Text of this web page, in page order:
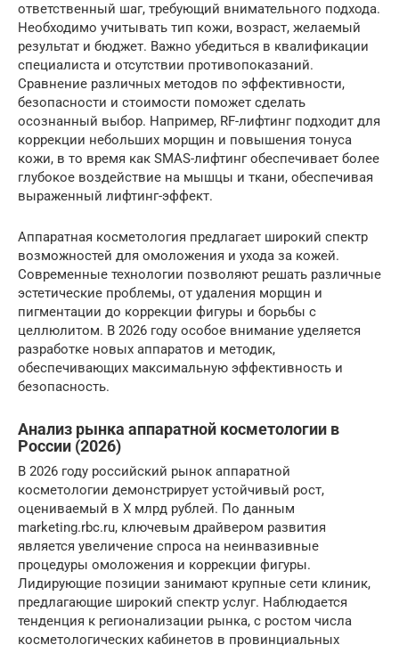
ответственный шаг, требующий внимательного подхода.
Необходимо учитывать тип кожи, возраст, желаемый
результат и бюджет. Важно убедиться в квалификации
специалиста и отсутствии противопоказаний.
Сравнение различных методов по эффективности,
безопасности и стоимости поможет сделать
осознанный выбор. Например, RF-лифтинг подходит для
коррекции небольших морщин и повышения тонуса
кожи, в то время как SMAS-лифтинг обеспечивает более
глубокое воздействие на мышцы и ткани, обеспечивая
выраженный лифтинг-эффект.
Аппаратная косметология предлагает широкий спектр
возможностей для омоложения и ухода за кожей.
Современные технологии позволяют решать различные
эстетические проблемы, от удаления морщин и
пигментации до коррекции фигуры и борьбы с
целлюлитом. В 2026 году особое внимание уделяется
разработке новых аппаратов и методик,
обеспечивающих максимальную эффективность и
безопасность.
Анализ рынка аппаратной косметологии в
России (2026)
В 2026 году российский рынок аппаратной
косметологии демонстрирует устойчивый рост,
оцениваемый в X млрд рублей. По данным
marketing.rbc.ru, ключевым драйвером развития
является увеличение спроса на неинвазивные
процедуры омоложения и коррекции фигуры.
Лидирующие позиции занимают крупные сети клиник,
предлагающие широкий спектр услуг. Наблюдается
тенденция к регионализации рынка, с ростом числа
косметологических кабинетов в провинциальных